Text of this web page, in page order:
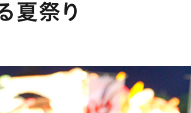
夏祭り